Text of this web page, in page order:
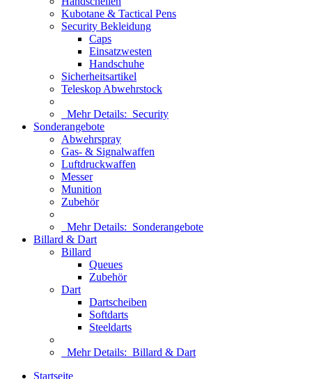
Kubotane & Tactical Pens
Security Bekleidung
Caps
Einsatzwesten
Handschuhe
Sicherheitsartikel
Teleskop Abwehrstock
Mehr Details: Security
Sonderangebote
Abwehrspray
Gas- & Signalwaffen
Luftdruckwaffen
Messer
Munition
Zubehör
Mehr Details: Sonderangebote
Billard & Dart
Billard
Queues
Zubehör
Dart
Dartscheiben
Softdarts
Steeldarts
Mehr Details: Billard & Dart
Startseite